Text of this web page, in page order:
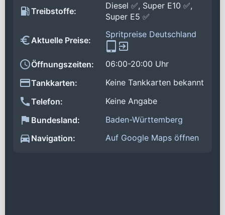
Treibstoffe:
Diesel ✅, Super E10 ✅,
Super E5 ✅
Aktuelle Preise:
Spritpreise Deutschland
Öffnungszeiten:
06:00-20:00 Uhr
Tankkarten:
Keine Tankkarten bekannt
Telefon:
Keine Angabe
Bundesland:
Baden-Württemberg
Navigation:
Auf Google Maps öffnen